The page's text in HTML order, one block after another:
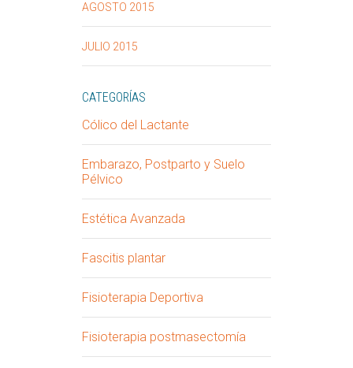
AGOSTO 2015
JULIO 2015
CATEGORÍAS
Cólico del Lactante
Embarazo, Postparto y Suelo
Pélvico
Estética Avanzada
Fascitis plantar
Fisioterapia Deportiva
Fisioterapia postmasectomía